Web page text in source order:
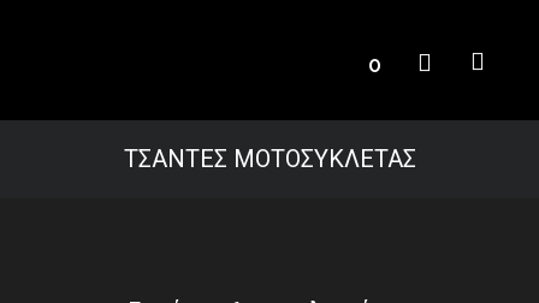
0
ΤΣΑΝΤΕΣ ΜΟΤΟΣΥΚΛΕΤΑΣ